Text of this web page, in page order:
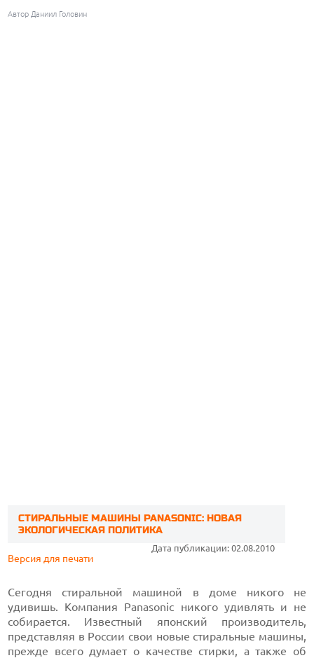
Автор Даниил Головин
СТИРАЛЬНЫЕ МАШИНЫ PANASONIC: НОВАЯ
ЭКОЛОГИЧЕСКАЯ ПОЛИТИКА
Дата публикации: 02.08.2010
Версия для печати
Сегодня стиральной машиной в доме никого не
удивишь. Компания Panasonic никого удивлять и не
собирается. Известный японский производитель,
представляя в России свои новые стиральные машины,
прежде всего думает о качестве стирки, а также об